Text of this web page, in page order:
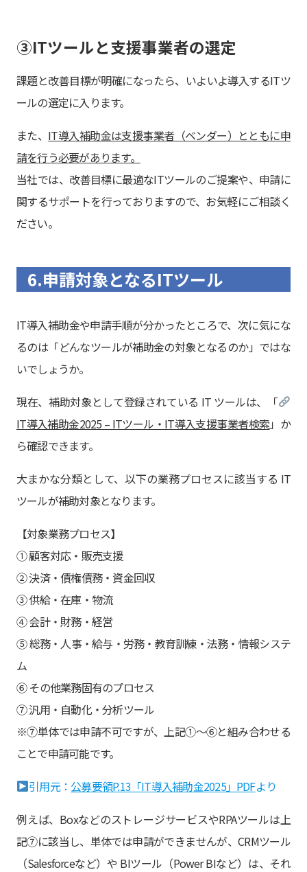
③ITツールと支援事業者の選定
課題と改善目標が明確になったら、いよいよ導入するITツ
ールの選定に入ります。
また、 IT導入補助金は支援事業者（ベンダー）とともに申
請を行う必要があります。
当社では、改善目標に最適なITツールのご提案や、申請に
関するサポートを行っておりますので、お気軽にご相談く
ださい。
6.申請対象となるITツール
IT導入補助金や申請手順が分かったところで、次に気にな
るのは「どんなツールが補助金の対象となるのか」ではな
いでしょうか。
現在、補助対象として登録されている IT ツールは、「
IT導入補助金2025 – ITツール・IT導入支援事業者検索」か
ら確認できます。
大まかな分類として、以下の業務プロセスに該当する IT
ツールが補助対象となります。
【対象業務プロセス】
① 顧客対応・販売支援
② 決済・債権債務・資金回収
③ 供給・在庫・物流
④ 会計・財務・経営
⑤ 総務・人事・給与・労務・教育訓練・法務・情報システ
ム
⑥ その他業務固有のプロセス
⑦ 汎用・自動化・分析ツール
※⑦単体では申請不可ですが、上記①～⑥と組み合わせる
ことで申請可能です。
引用元： 公募要領P.13「IT導入補助金2025」PDFより
例えば、BoxなどのストレージサービスやRPAツールは上
記⑦に該当し、単体では申請ができませんが、CRMツール
（Salesforceなど）や BIツール（Power BIなど）は、それ